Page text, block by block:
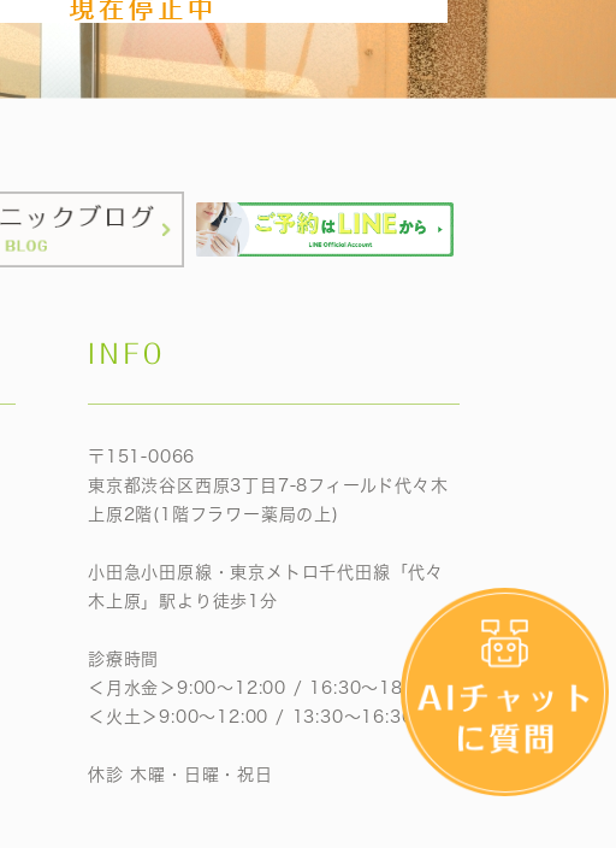
INFO
〒151-0066
東京都渋谷区西原3丁目7-8フィールド代々木
上原2階(1階フラワー薬局の上)
小田急小田原線・東京メトロ千代田線「代々
木上原」駅より徒歩1分
診療時間
＜月水金＞9:00〜12:00 / 16:30〜18:30
＜火土＞9:00〜12:00 / 13:30〜16:30
休診 木曜・日曜・祝日